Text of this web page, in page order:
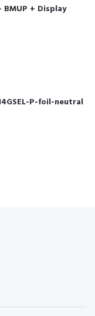
+ Display
P-foil-neutral